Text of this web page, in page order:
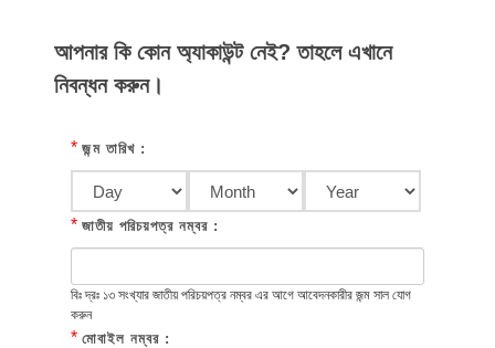
আপনার কি কোন অ্যাকাউন্ট নেই? তাহলে এখানে
নিবন্ধন করুন।
* জন্ম তারিখ :
* জাতীয় পরিচয়পত্র নম্বর :
বিঃ দ্রঃ ১৩ সংখ্যার জাতীয় পরিচয়পত্র নম্বর এর আগে আবেদনকারীর জন্ম সাল যোগ
করুন
* মোবাইল নম্বর :